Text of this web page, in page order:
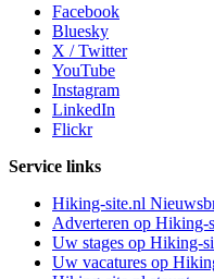
Facebook
Bluesky
X / Twitter
YouTube
Instagram
LinkedIn
Flickr
Service links
Hiking-site.nl
Adverteren op Hiking-
Uw stages op Hiking-
Uw vacatures op